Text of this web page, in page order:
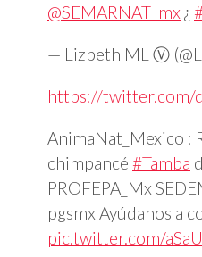
@SEMARNAT_mx ¿
— Lizbeth ML Ⓥ
https://twitter.com/
AnimaNat_Mexico :
chimpancé #Tamba
PROFEPA_Mx
pgsmx Ayúdanos a
pic.twitter.com/